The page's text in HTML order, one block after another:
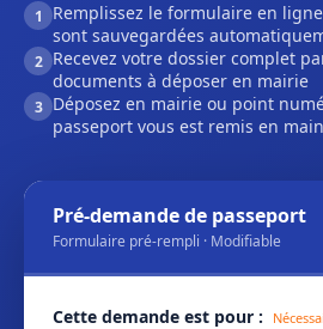
1
Remplissez le formulaire en
sont sauvegardées
2 Recevez votre dossier complet
documents à déposer en mairie
3 Déposez en mairie ou point
passeport vous est remis en
Pré-demande de passeport
Formulaire pré-rempli · Modifiable
Cette demande est pour :